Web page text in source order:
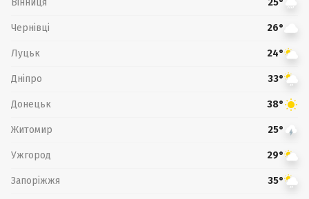
25°
Чернівці 26°
Луцьк 24°
Дніпро 33°
Донецьк 38°
Житомир 25°
Ужгород 29°
Запоріжжя 35°